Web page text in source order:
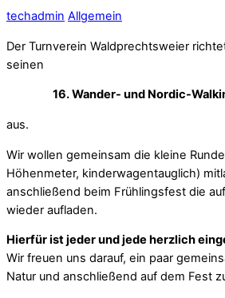
techadmin Allgemein
Der Turnverein Waldprechtsweier
seinen
16. Wander- und Nordic-
aus.
Wir wollen gemeinsam die kleine
Höhenmeter, kinderwagentauglich)
anschließend beim Frühlingsfest die
wieder aufladen.
Hierfür ist jeder und jede herzlich
Wir freuen uns darauf, ein paar
Natur und anschließend auf dem Fest